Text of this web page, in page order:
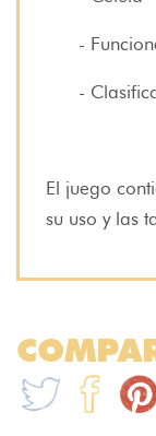
-
-
El juego
su uso y las